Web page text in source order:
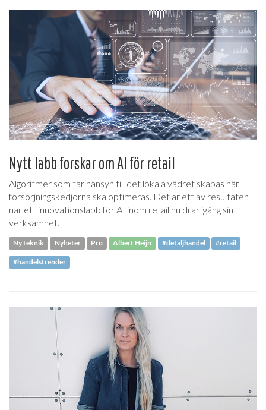
Nytt labb forskar om AI för retail
Algoritmer som tar hänsyn till det lokala vädret skapas när
försörjningskedjorna ska optimeras. Det är ett av resultaten
när ett innovationslabb för AI inom retail nu drar igång sin
verksamhet.
Ny teknik Nyheter Pro Albert Heijn #detaljhandel #retail
#handelstrender